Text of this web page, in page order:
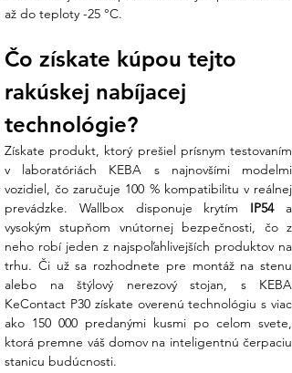
až do teploty -25 °C.
Čo získate kúpou tejto
rakúskej nabíjacej
technológie?
Získate produkt, ktorý prešiel prísnym testovaním
v laboratóriách KEBA s najnovšími modelmi
vozidiel, čo zaručuje 100 % kompatibilitu v reálnej
prevádzke. Wallbox disponuje krytím IP54 a
vysokým stupňom vnútornej bezpečnosti, čo z
neho robí jeden z najspoľahlivejších produktov na
trhu. Či už sa rozhodnete pre montáž na stenu
alebo na štýlový nerezový stojan, s KEBA
KeContact P30 získate overenú technológiu s viac
ako 150 000 predanými kusmi po celom svete,
ktorá premne váš domov na inteligentnú čerpaciu
stanicu budúcnosti.